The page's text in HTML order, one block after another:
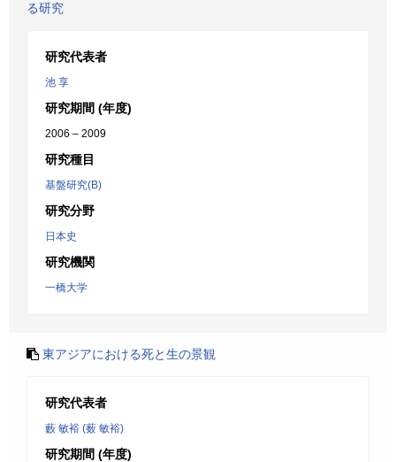
る研究
研究代表者
池 享
研究期間 (年度)
2006 – 2009
研究種目
基盤研究(B)
研究分野
日本史
研究機関
一橋大学
東アジアにおける死と生の景観
研究代表者
藪 敏裕 (薮 敏裕)
研究期間 (年度)